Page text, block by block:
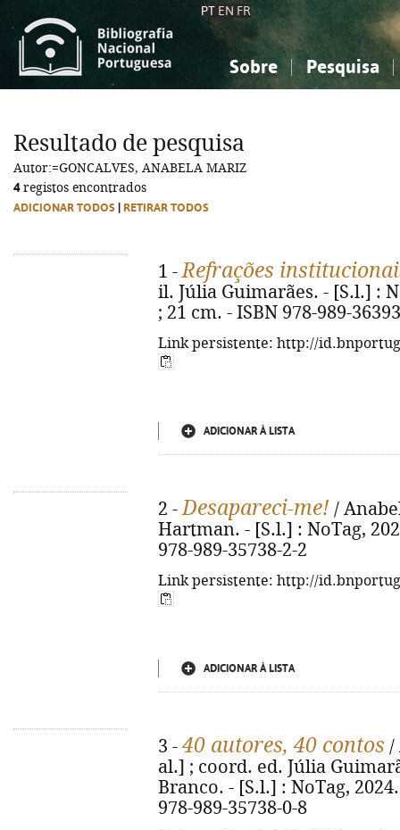
PT EN FR
Sobre Pesquisa
Ciências sociais...
Ciências sociais...
Resultado de pesquisa
Autor:=GONCALVES, ANABELA MARIZ
4registos encontrados
ADICIONAR TODOS RETIRAR TODOS
1 -Refrações
il. Júlia Guimarães. - [S.l.] :
; 21 cm. - ISBN 978-989-
Link persistente: http://
ADICIONAR À LISTA
2 -Desapareci-me! /
Hartman. - [S.l.] : NoTag,
978-989-35738-2-2
Link persistente: http://
ADICIONAR À LISTA
3 -40 autores, 40 contos /
al.] ; coord. ed. Júlia
Branco. - [S.l.] : NoTag,
978-989-35738-0-8